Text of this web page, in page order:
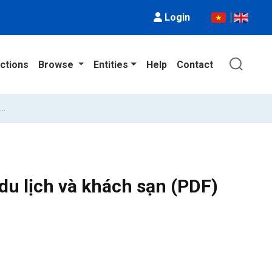
Login
Browse Entities Help Contact
lịch và khách sạn (PDF)